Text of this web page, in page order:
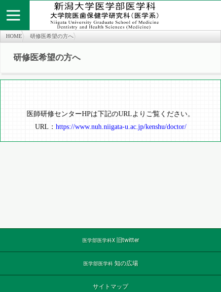
個人情報保護方針
旧twitter
HOME 研修医希望の方へ
研修医希望の方へ
医師研修センターHPは下記のURLよりご覧ください。
URL： https://www.nuh.niigata-u.ac.jp/kenshu/doctor/
医学部医学科X旧twitter
医学部医学科知の広場
サイトマップ